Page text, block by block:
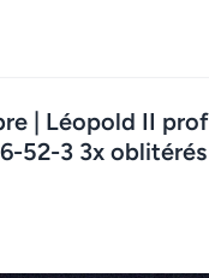
| Léopold II
52-3 3x